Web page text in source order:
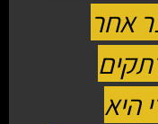
אחר
היא